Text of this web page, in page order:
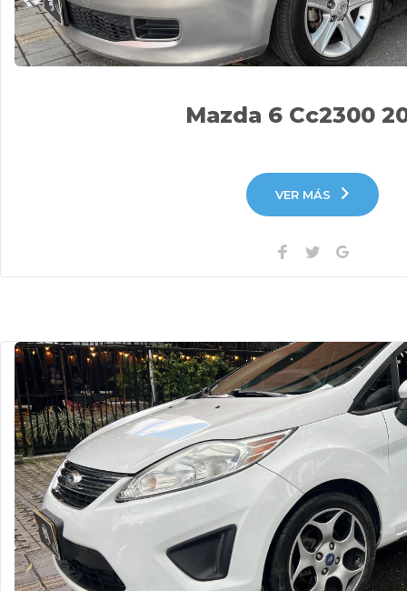
Mazda 6 Cc2300
VER MÁS
Facebook
TwitterGoogle+